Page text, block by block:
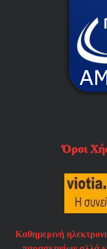
Όροι
Καθημερινή